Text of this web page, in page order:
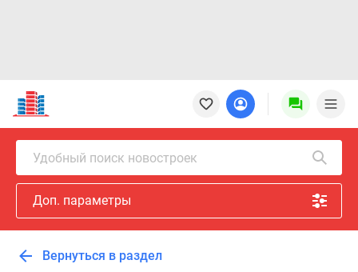
Новостройки
Квартиры
Ипотека
Новостройки
Москвы
Новостройки
Подмосковья
Новостройки
Москвы
Удобный поиск новостроек
Доп. параметры
Вернуться в раздел